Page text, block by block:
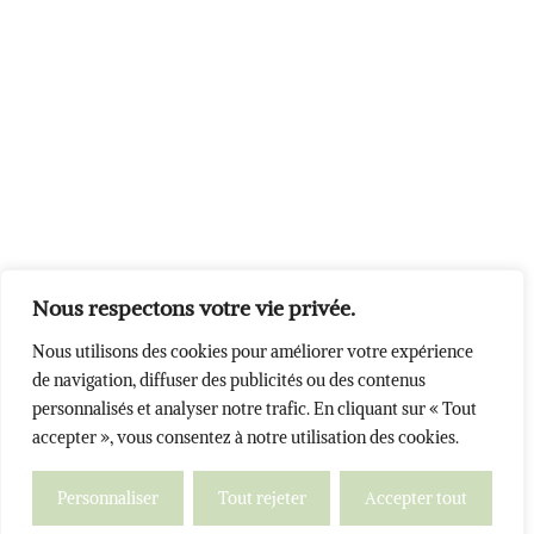
Nous respectons votre vie privée.
Nous utilisons des cookies pour améliorer votre expérience
de navigation, diffuser des publicités ou des contenus
personnalisés et analyser notre trafic. En cliquant sur « Tout
accepter », vous consentez à notre utilisation des cookies.
Personnaliser Tout rejeter Accepter tout